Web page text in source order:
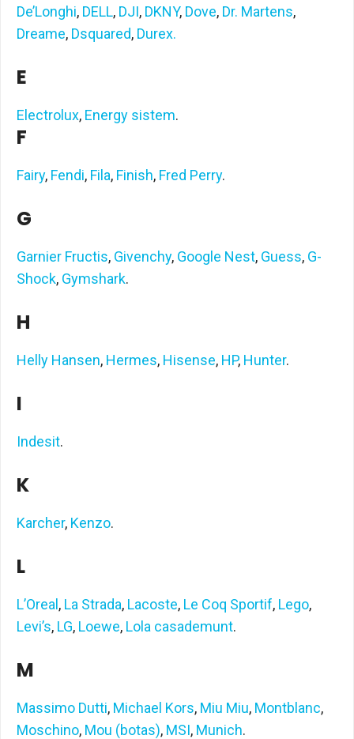
De’Longhi, DELL, DJI, DKNY, Dove, Dr. Martens,
Dreame, Dsquared, Durex.
E
Electrolux, Energy sistem.
F
Fairy, Fendi, Fila, Finish, Fred Perry.
G
Garnier Fructis, Givenchy, Google Nest, Guess, G-
Shock, Gymshark.
H
Helly Hansen, Hermes, Hisense, HP, Hunter.
I
Indesit.
K
Karcher, Kenzo.
L
L’Oreal , La Strada, Lacoste, Le Coq Sportif, Lego,
Levi’s, LG, Loewe, Lola casademunt.
M
Massimo Dutti, Michael Kors, Miu Miu, Montblanc,
Moschino, Mou (botas), MSI, Munich.